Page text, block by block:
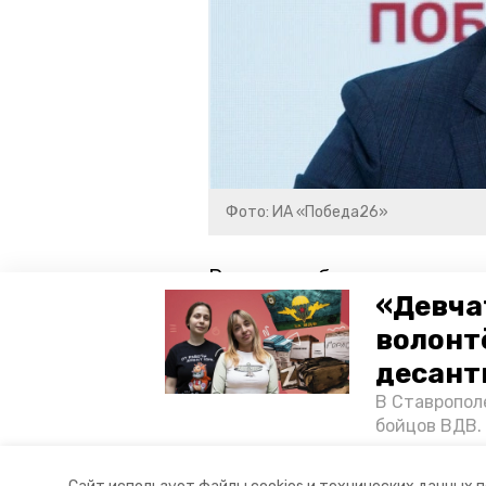
В
бойцов ВДВ.
Фото: ИА «Победа26»
Ранее сообщалось, что
органическое аграрное
ставропольский край
мнэк ск